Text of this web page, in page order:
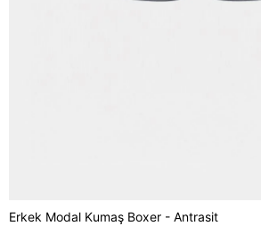
Erkek Modal Kumaş Boxer - Antrasit